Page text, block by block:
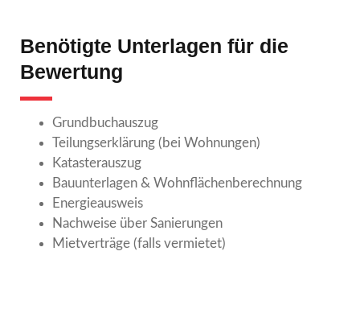
Benötigte Unterlagen für die
Bewertung
Grundbuchauszug
Teilungserklärung (bei Wohnungen)
Katasterauszug
Bauunterlagen & Wohnflächenberechnung
Energieausweis
Nachweise über Sanierungen
Mietverträge (falls vermietet)